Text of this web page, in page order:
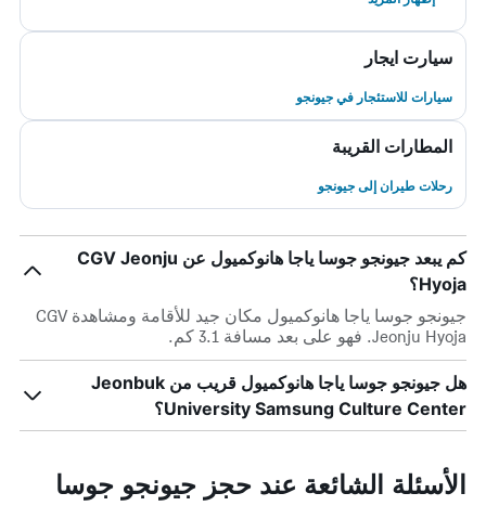
سيارت ايجار
سيارات للاستئجار في جيونجو
المطارات القريبة
رحلات طيران إلى جيونجو
كم يبعد جيونجو جوسا ياجا هانوكميول عن CGV Jeonju
Hyoja؟
جيونجو جوسا ياجا هانوكميول مكان جيد للأقامة ومشاهدة CGV
Jeonju Hyoja. فهو على بعد مسافة 3.1 كم.
هل جيونجو جوسا ياجا هانوكميول قريب من Jeonbuk
University Samsung Culture Center؟
الأسئلة الشائعة عند حجز جيونجو جوسا